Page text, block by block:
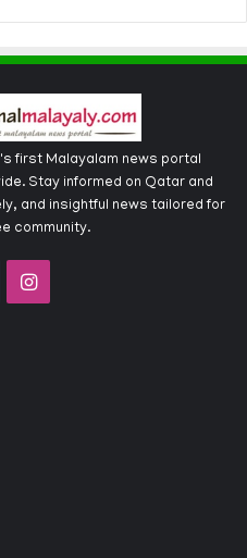
first Malayalam news portal
Stay informed on Qatar and
and insightful news tailored for
community.
Instagram